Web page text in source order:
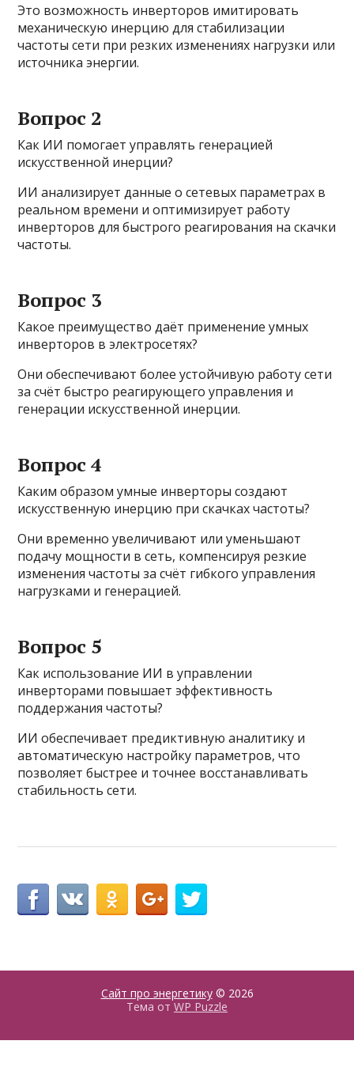
Это возможность инверторов имитировать
механическую инерцию для стабилизации
частоты сети при резких изменениях нагрузки или
источника энергии.
Вопрос 2
Как ИИ помогает управлять генерацией
искусственной инерции?
ИИ анализирует данные о сетевых параметрах в
реальном времени и оптимизирует работу
инверторов для быстрого реагирования на скачки
частоты.
Вопрос 3
Какое преимущество даёт применение умных
инверторов в электросетях?
Они обеспечивают более устойчивую работу сети
за счёт быстро реагирующего управления и
генерации искусственной инерции.
Вопрос 4
Каким образом умные инверторы создают
искусственную инерцию при скачках частоты?
Они временно увеличивают или уменьшают
подачу мощности в сеть, компенсируя резкие
изменения частоты за счёт гибкого управления
нагрузками и генерацией.
Вопрос 5
Как использование ИИ в управлении
инверторами повышает эффективность
поддержания частоты?
ИИ обеспечивает предиктивную аналитику и
автоматическую настройку параметров, что
позволяет быстрее и точнее восстанавливать
стабильность сети.
Сайт про энергетику© 2026
Тема от WP Puzzle